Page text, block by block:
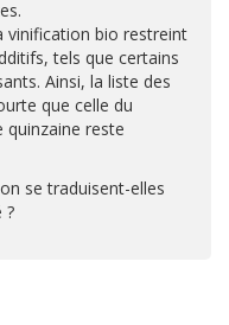
vinification bio restreint
tels que certains
Ainsi, la liste des
que celle du
quinzaine reste
se traduisent-elles
?